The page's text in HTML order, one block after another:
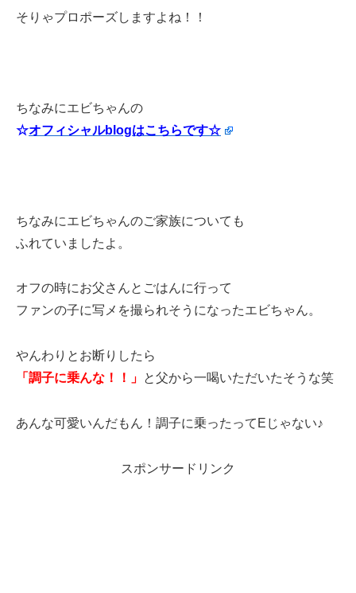
そりゃプロポーズしますよね！！
ちなみにエビちゃんの
☆オフィシャルblogはこちらです☆
ちなみにエビちゃんのご家族についても
ふれていましたよ。
オフの時にお父さんとごはんに行って
ファンの子に写メを撮られそうになったエビちゃん。
やんわりとお断りしたら
「調子に乗んな！！」 と父から一喝いただいたそうな笑
あんな可愛いんだもん！調子に乗ったってEじゃない♪
スポンサードリンク